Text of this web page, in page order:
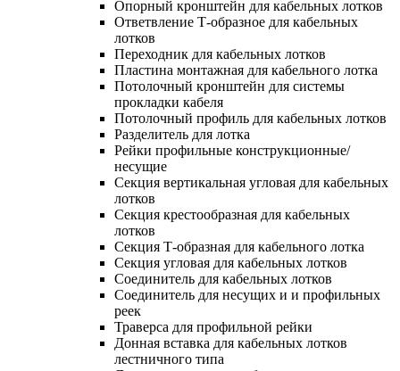
Опорный кронштейн для кабельных лотков
Ответвление Т-образное для кабельных
лотков
Переходник для кабельных лотков
Пластина монтажная для кабельного лотка
Потолочный кронштейн для системы
прокладки кабеля
Потолочный профиль для кабельных лотков
Разделитель для лотка
Рейки профильные конструкционные/
несущие
Секция вертикальная угловая для кабельных
лотков
Секция крестообразная для кабельных
лотков
Секция Т-образная для кабельного лотка
Секция угловая для кабельных лотков
Соединитель для кабельных лотков
Соединитель для несущих и и профильных
реек
Траверса для профильной рейки
Донная вставка для кабельных лотков
лестничного типа